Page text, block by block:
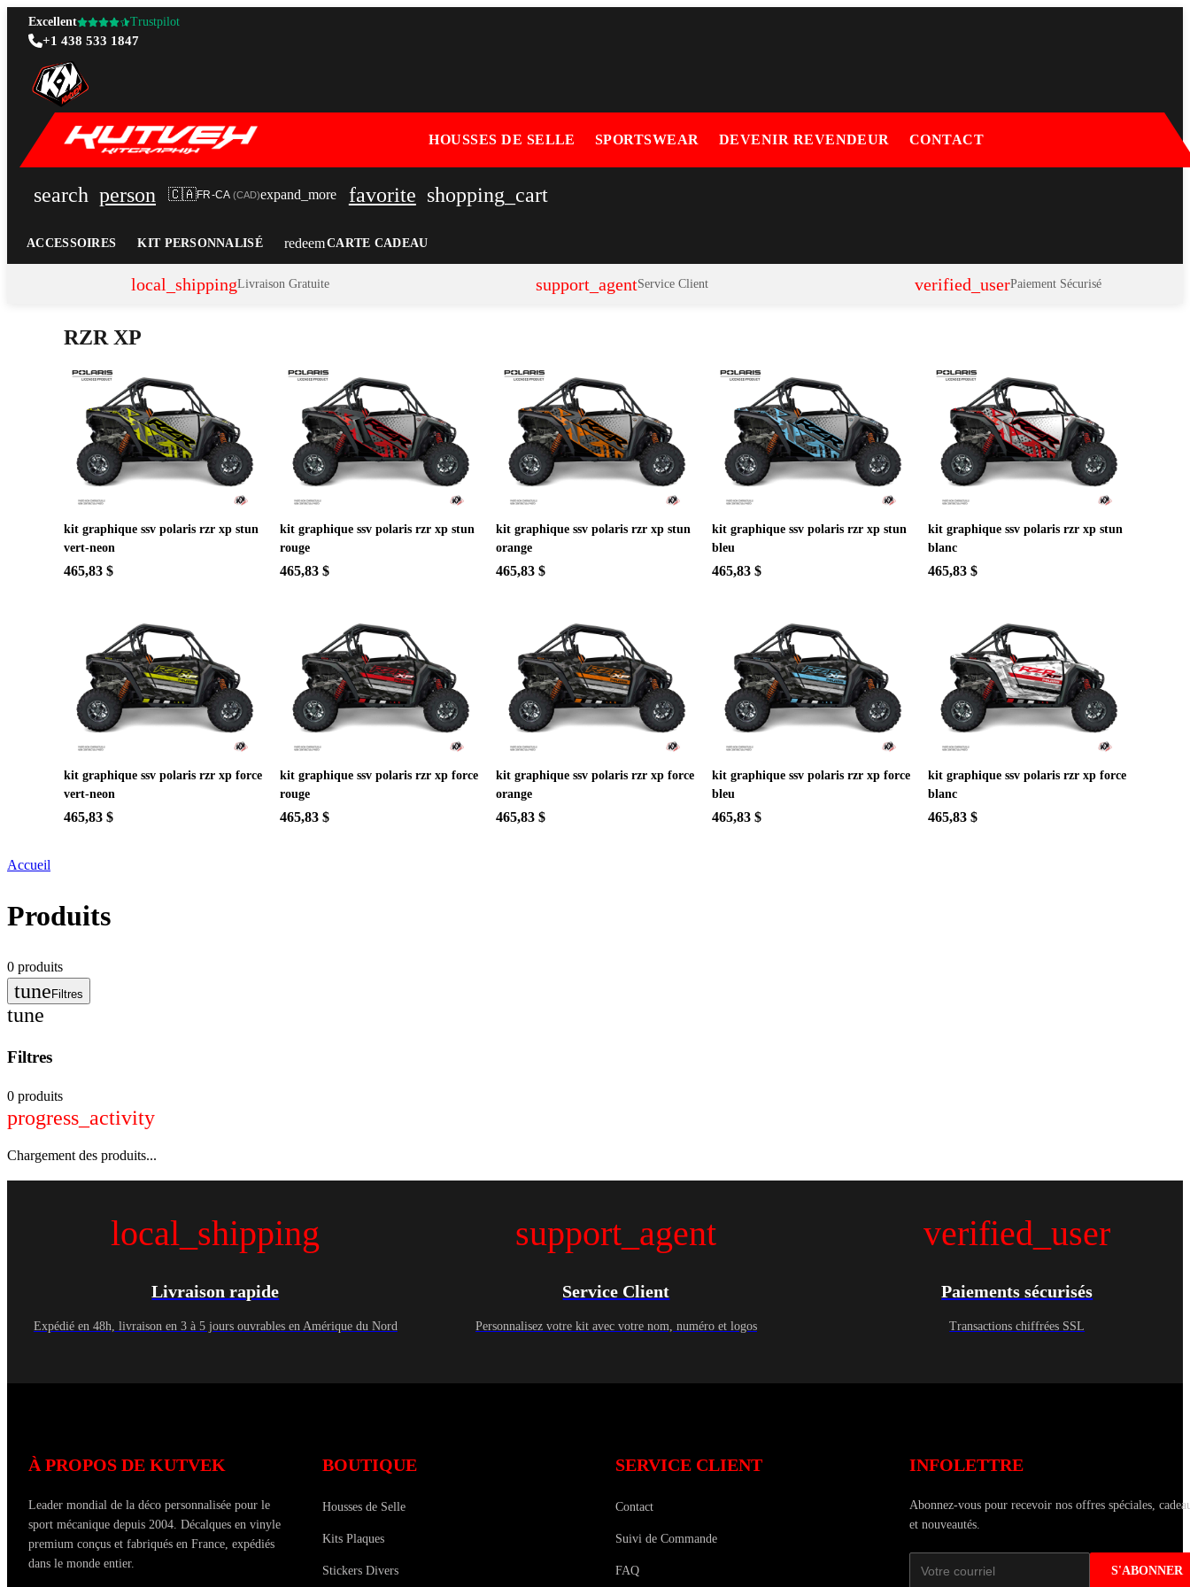
Excellent Trustpilot
+1 438 533 1847
HOUSSES DE SELLE SPORTSWEAR DEVENIR REVENDEUR CONTACT
search person 🇨🇦FR-CA (CAD)expand_more favorite shopping_cart
ACCESSOIRES KIT PERSONNALISÉ redeemCARTE CADEAU
local_shippingLivraison Gratuite support_agentService Client verified_userPaiement Sécurisé
RZR XP
kit graphique ssv polaris rzr xp stun
vert-neon
465,83 $
kit graphique ssv polaris rzr xp stun
rouge
465,83 $
kit graphique ssv polaris rzr xp stun
orange
465,83 $
kit graphique ssv polaris rzr xp stun
bleu
465,83 $
kit graphique ssv polaris rzr xp stun
blanc
465,83 $
kit graphique ssv polaris rzr xp force
vert-neon
465,83 $
kit graphique ssv polaris rzr xp force
rouge
465,83 $
kit graphique ssv polaris rzr xp force
orange
465,83 $
kit graphique ssv polaris rzr xp force
bleu
465,83 $
kit graphique ssv polaris rzr xp force
blanc
465,83 $
Accueil
Produits
0 produits
tune Filtres
tune
Filtres
0 produits
progress_activity
Chargement des produits...
local_shipping
Livraison rapide
Expédié en 48h, livraison en 3 à 5 jours ouvrables en Amérique du Nord
support_agent
Service Client
Personnalisez votre kit avec votre nom, numéro et logos
verified_user
Paiements sécurisés
Transactions chiffrées SSL
À PROPOS DE KUTVEK
Leader mondial de la déco personnalisée pour le
sport mécanique depuis 2004. Décalques en vinyle
premium conçus et fabriqués en France, expédiés
dans le monde entier.
BOUTIQUE
Housses de Selle
Kits Plaques
Stickers Divers
SERVICE CLIENT
Contact
Suivi de Commande
FAQ
INFOLETTRE
Abonnez-vous pour recevoir nos offres spéciales,
et nouveautés.
S'ABONNER